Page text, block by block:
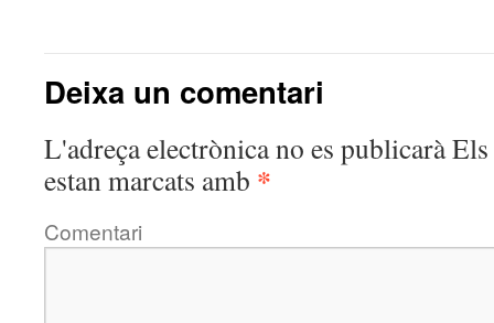
Deixa un comentari
L'adreça electrònica no es publicaràEls
estan marcats amb *
Comentari